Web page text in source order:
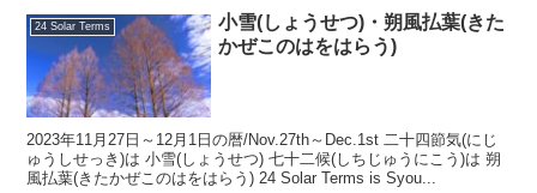
24 Solar Terms
小雪(しょうせつ)・朔風払葉(きた
かぜこのはをはらう)
2023年11月27日～12月1日の暦/Nov.27th～Dec.1st 二十四節気(にじ
ゅうしせっき)は 小雪(しょうせつ) 七十二候(しちじゅうにこう)は 朔
風払葉(きたかぜこのはをはらう) 24 Solar Terms is Syou...